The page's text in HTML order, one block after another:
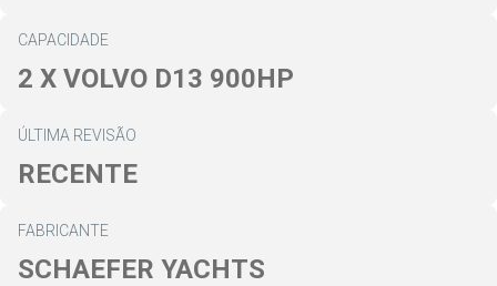
CAPACIDADE
2 X VOLVO D13 900HP
ÚLTIMA REVISÃO
RECENTE
FABRICANTE
SCHAEFER YACHTS